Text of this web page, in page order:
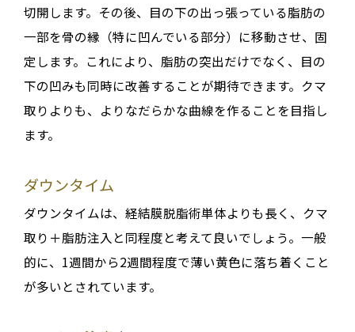
切開します。その後、目の下の出っ張っている脂肪の
一部を骨の縁（特に凹んでいる部分）に移動させ、固
定します。これにより、脂肪の突出だけでなく、目の
下の凹みも同時に改善することが期待できます。クマ
取りよりも、よりなだらかな曲線を作ることを目指し
ます。
ダウンタイム
ダウンタイムは、経結膜脱脂術単体よりも長く、クマ
取り＋脂肪注入と同程度と考えて良いでしょう。一般
的に、1週間から2週間程度で薄い黄色に落ち着くこと
が多いとされています。